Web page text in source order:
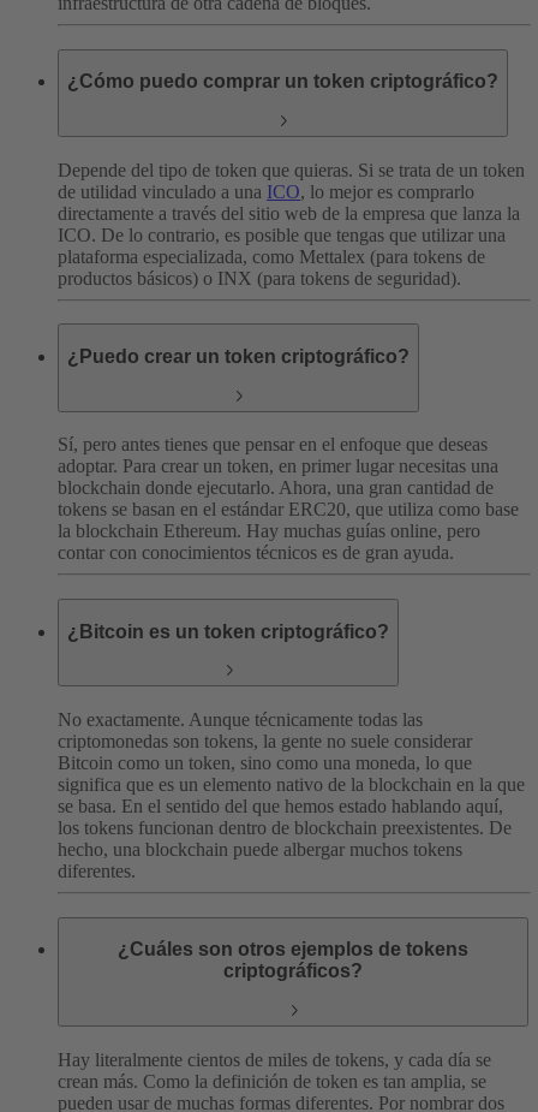
¿Cómo puedo comprar un token criptográfico?
Depende del tipo de token que quieras. Si se trata de un token
de utilidad vinculado a una ICO, lo mejor es comprarlo
directamente a través del sitio web de la empresa que lanza la
ICO. De lo contrario, es posible que tengas que utilizar una
plataforma especializada, como Mettalex (para tokens de
productos básicos) o INX (para tokens de seguridad).
¿Puedo crear un token criptográfico?
Sí, pero antes tienes que pensar en el enfoque que deseas
adoptar. Para crear un token, en primer lugar necesitas una
blockchain donde ejecutarlo. Ahora, una gran cantidad de
tokens se basan en el estándar ERC20, que utiliza como base
la blockchain Ethereum. Hay muchas guías online, pero
contar con conocimientos técnicos es de gran ayuda.
¿Bitcoin es un token criptográfico?
No exactamente. Aunque técnicamente todas las
criptomonedas son tokens, la gente no suele considerar
Bitcoin como un token, sino como una moneda, lo que
significa que es un elemento nativo de la blockchain en la que
se basa. En el sentido del que hemos estado hablando aquí,
los tokens funcionan dentro de blockchain preexistentes. De
hecho, una blockchain puede albergar muchos tokens
diferentes.
¿Cuáles son otros ejemplos de tokens
criptográficos?
Hay literalmente cientos de miles de tokens, y cada día se
crean más. Como la definición de token es tan amplia, se
pueden usar de muchas formas diferentes. Por nombrar dos